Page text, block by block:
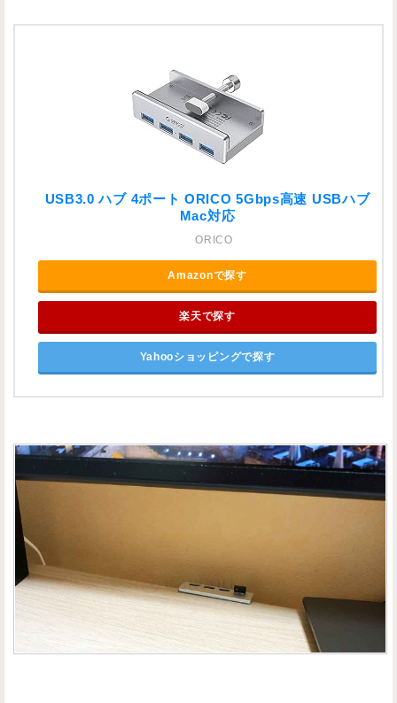
USB3.0 ハブ 4ポート ORICO 5Gbps高速 USBハブ
Mac対応
ORICO
Amazonで探す
楽天で探す
Yahooショッピングで探す